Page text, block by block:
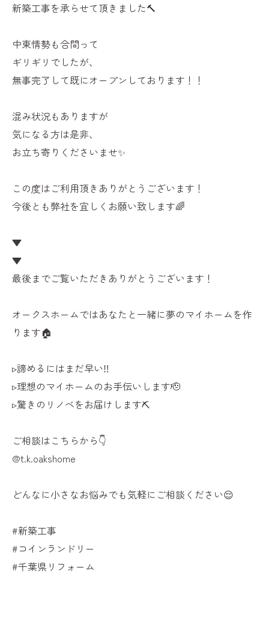
新築工事を承らせて頂きました🔨
中東情勢も合間って
ギリギリでしたが、
無事完了して既にオープンしております！！
混み状況もありますが
気になる方は是非、
お立ち寄りくださいませ✨
この度はご利用頂きありがとうございます！
今後とも弊社を宜しくお願い致します🌈
▼
▼
最後までご覧いただきありがとうございます！
オークスホームではあなたと一緒に夢のマイホームを作
ります🏠
▹諦めるにはまだ早い‼
▹理想のマイホームのお手伝いします🫡
▹驚きのリノベをお届けします⛏
ご相談はこちらから👇
@t.k.oakshome
どんなに小さなお悩みでも気軽にご相談ください😌
#新築工事
#コインランドリー
#千葉県リフォーム